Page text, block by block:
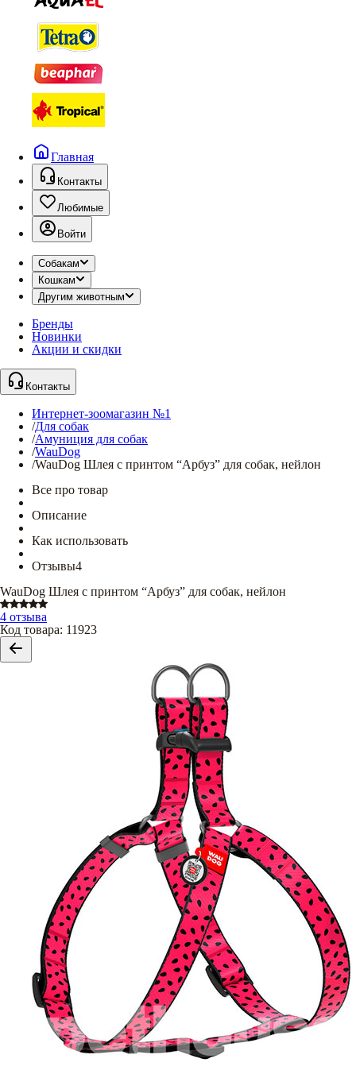
Главная
Контакты
Любимые
Войти
Собакам
Кошкам
Другим животным
Бренды
Новинки
Акции и скидки
Контакты
Интернет-зоомагазин №1
/Для собак
/Амуниция для собак
/WauDog
/WauDog Шлея с принтом “Арбуз” для собак, нейлон
Все про товар
Описание
Как использовать
Отзывы4
WauDog Шлея с принтом “Арбуз” для собак, нейлон
4 отзыва
Код товара: 11923